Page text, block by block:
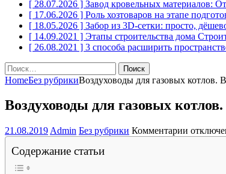
[ 28.07.2026 ] Завод кровельных материалов:
[ 17.06.2026 ] Роль хозтоваров на этапе
[ 18.05.2026 ] Забор из 3D-сетки: просто,
[ 14.09.2021 ] Этапы строительства дома
[ 26.08.2021 ] 3 способа расширить
Найти:
HomeБез рубрикиВоздуховоды для газовых котлов.
Воздуховоды для газовых
21.08.2019 Admin Без рубрики Комментарии к
Содержание статьи